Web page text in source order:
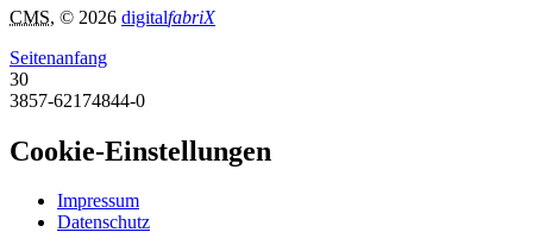
CMS, © 2026 digitalfabriX
Seitenanfang
30
3857-62174844-0
Cookie-Einstellungen
Impressum
Datenschutz